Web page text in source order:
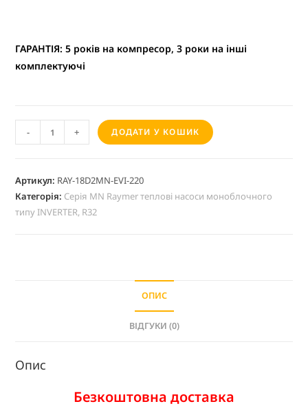
ГАРАНТІЯ: 5 років на компресор, 3 роки на інші
комплектуючі
- + ДОДАТИ У КОШИК
r
Артикул: RAY-18D2MN-EVI-220
Категорія: Серія MN Raymer теплові насоси моноблочного
типу INVERTER, R32
ОПИС
ВІДГУКИ (0)
Опис
Безкоштовна доставка